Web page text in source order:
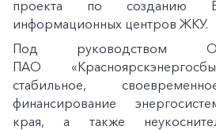
проекта по созданию
информационных центров ЖКУ.
Под руководством
ПАО
стабильное,
финансирование
края, а также